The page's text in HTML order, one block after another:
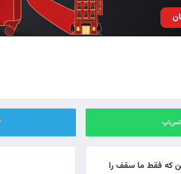
که فقط ما سقف را